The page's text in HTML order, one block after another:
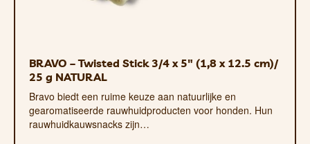
het dier toegang heeft tot drinkwater.
BRAVO – Twisted Stick 3/4 x 5″ (1,8 x 12.5 cm)/
25 g NATURAL
Bravo biedt een ruime keuze aan natuurlijke en
gearomatiseerde rauwhuidproducten voor honden. Hun
rauwhuidkauwsnacks zijn…